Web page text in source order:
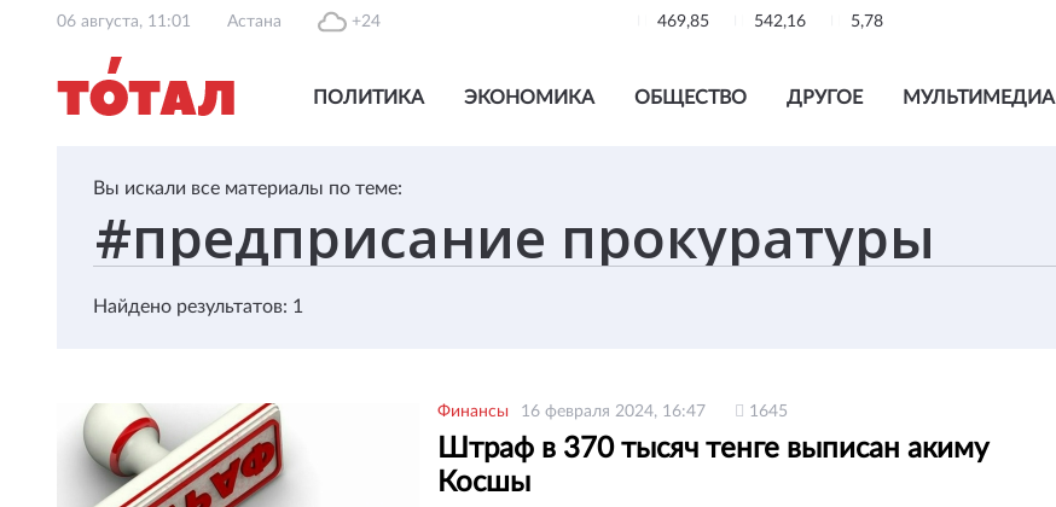
06 августа, 11:01 Астана +24 469,85 542,16 5,78
ПОЛИТИКА ЭКОНОМИКА ОБЩЕСТВО ДРУГОЕ МУЛЬТИМЕДИА
Вы искали все материалы по теме:
Найдено результатов: 1
Финансы 16 февраля 2024, 16:47 1645
Штраф в 370 тысяч тенге выписан акиму
Косшы